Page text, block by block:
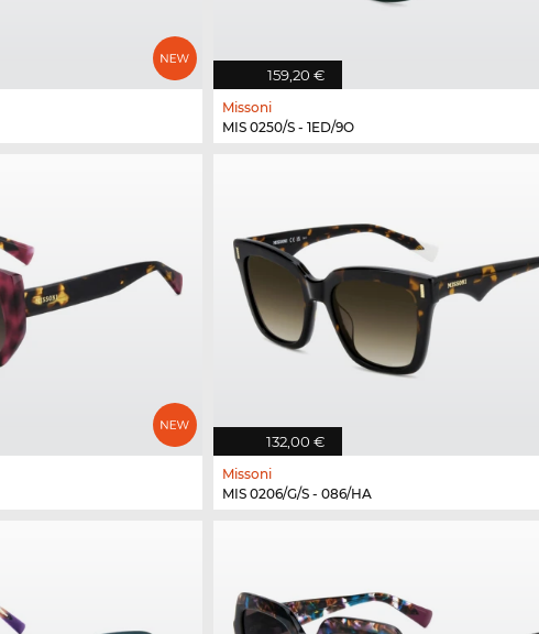
159,20 €
Missoni
MIS 0250/S - 1ED/9O
132,00 €
Missoni
MIS 0206/G/S - 086/HA